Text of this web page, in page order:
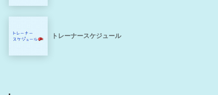
トレーナースケジュール